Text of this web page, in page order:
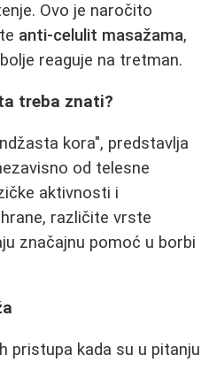
Ovo je naročito
anti-celulit masažama,
reaguje na tretman.
treba znati?
kora", predstavlja
od telesne
aktivnosti i
različite vrste
značajnu pomoć u borbi
pristupa kada su u pitanju